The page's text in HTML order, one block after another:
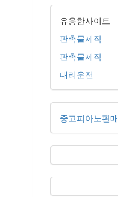
유용한사이트
판촉물제작
판촉물제작
대리운전
중고피아노판매